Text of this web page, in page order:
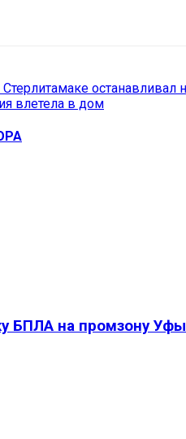
останавливал
влетела в дом
БПЛА на промзону